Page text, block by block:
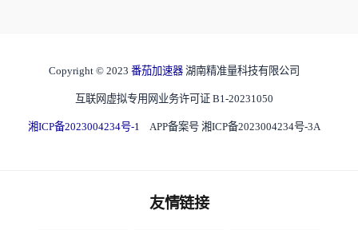
Copyright © 2023 番茄加速器 湖南精准量科技有限公司
互联网虚拟专用网业务许可证 B1-20231050
湘ICP备2023004234号-1 APP备案号 湘ICP备2023004234号-3A
友情链接